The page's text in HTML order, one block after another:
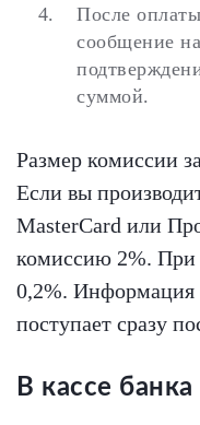
После
сообщение
суммой.
Размер комиссии
Если вы
MasterCard или
комиссию 2%. При
0,2%. Информация
поступает сразу
В кассе банка